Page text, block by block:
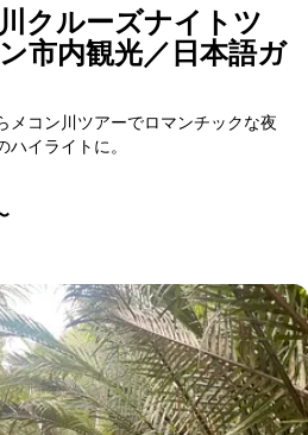
クルーズナイトツ
市内観光／日本語ガ
メコン川ツアーでロマンチックな夜
イライトに。